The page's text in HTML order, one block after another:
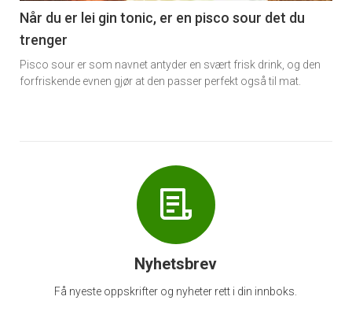
6
Når du er lei gin tonic, er en pisco sour det du
trenger
Pisco sour er som navnet antyder en svært frisk drink, og den
forfriskende evnen gjør at den passer perfekt også til mat.
Nyhetsbrev
Få nyeste oppskrifter og nyheter rett i din innboks.